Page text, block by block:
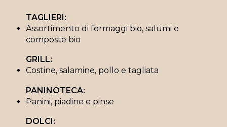
TAGLIERI:
Assortimento di formaggi bio, salumi e
composte bio
GRILL:
Costine, salamine, pollo e tagliata
PANINOTECA:
Panini, piadine e pinse
DOLCI: